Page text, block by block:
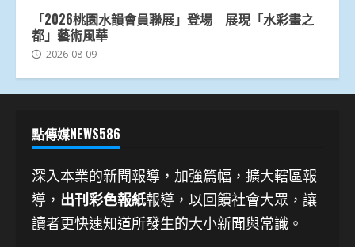
「2026桃園水韻會員聯展」登場 展現「水彩畫之
都」藝術風華
2026-08-09
點傳媒NEWS586
深入本業的新聞報導，加強篇幅，擴大轄區報
導， 出刊彩色報紙報導，以回饋社會大眾，讓
讀者更快速知道所發生的大小新聞與常識。